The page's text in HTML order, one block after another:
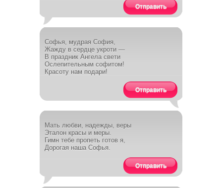
Отправить
Софья, мудрая София,
Жажду в сердце укроти —
В праздник Ангела свети
Ослепительным софитом!
Красоту нам подари!
Отправить
Мать любви, надежды, веры
Эталон красы и меры.
Гимн тебе пропеть готов я,
Дорогая наша Софья.
Отправить